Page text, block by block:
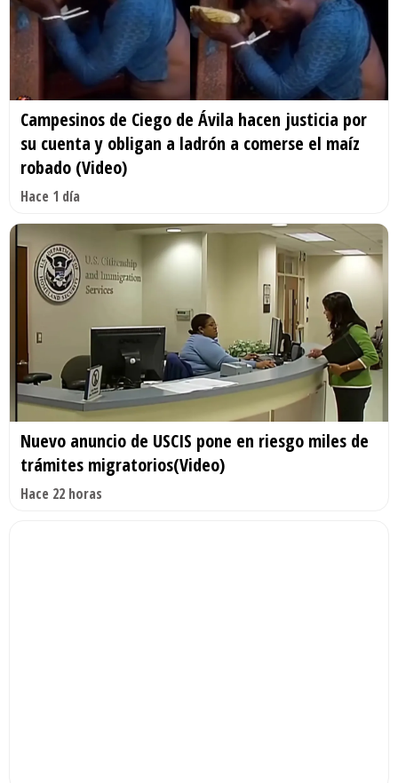
Campesinos de Ciego de Ávila hacen justicia por
su cuenta y obligan a ladrón a comerse el maíz
robado (Video)
Hace 1 día
Nuevo anuncio de USCIS pone en riesgo miles de
trámites migratorios(Video)
Hace 22 horas